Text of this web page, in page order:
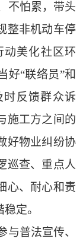
不怕累，带头
整非机动车停
美化社区环
好“联络员”和
时反馈群众诉
施工方之间的
好物业纠纷协
巡查、重点人
心、耐心和责
定。
与普法宣传、